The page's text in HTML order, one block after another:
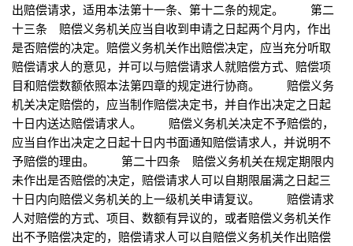
出赔偿请求，适用本法第十一条、第十二条的规定。 第二
十三条 赔偿义务机关应当自收到申请之日起两个月内，作出
是否赔偿的决定。赔偿义务机关作出赔偿决定，应当充分听取
赔偿请求人的意见，并可以与赔偿请求人就赔偿方式、赔偿项
目和赔偿数额依照本法第四章的规定进行协商。 赔偿义务
机关决定赔偿的，应当制作赔偿决定书，并自作出决定之日起
十日内送达赔偿请求人。 赔偿义务机关决定不予赔偿的，
应当自作出决定之日起十日内书面通知赔偿请求人，并说明不
予赔偿的理由。 第二十四条 赔偿义务机关在规定期限内
未作出是否赔偿的决定，赔偿请求人可以自期限届满之日起三
十日内向赔偿义务机关的上一级机关申请复议。 赔偿请求
人对赔偿的方式、项目、数额有异议的，或者赔偿义务机关作
出不予赔偿决定的，赔偿请求人可以自赔偿义务机关作出赔偿